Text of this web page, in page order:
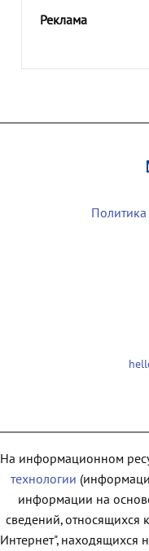
Реклама
На информационном
технологии
информации на
сведений, относящихся
находящихся